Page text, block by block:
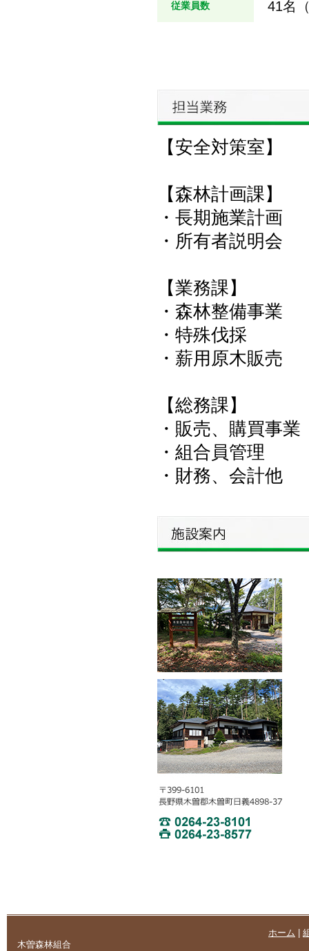
従業員数 41名
【安全対策室】
【森林計画課】
・長期施業計画
・所有者説明会
【業務課】
・森林整備事業
・特殊伐採
・薪用原木販売
【総務課】
・販売、購買事業
・組合員管理
・財務、会計他
ホーム
木曽森林組合